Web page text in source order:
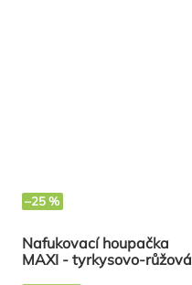
–25 %
Nafukovací houpačka
MAXI - tyrkysovo-růžová